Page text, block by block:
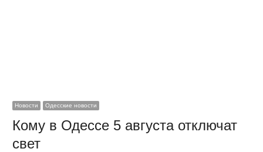
Новости Одесские новости
Кому в Одессе 5 августа отключат
свет